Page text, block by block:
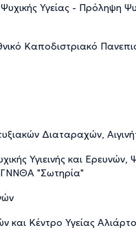
Υγείας - Πρόληψη
Καποδιστριακό
Διαταραχών,
Υγιεινής και Ερευνών,
ΓΝΝΘΑ "Σωτηρία"
και Κέντρο Υγείας